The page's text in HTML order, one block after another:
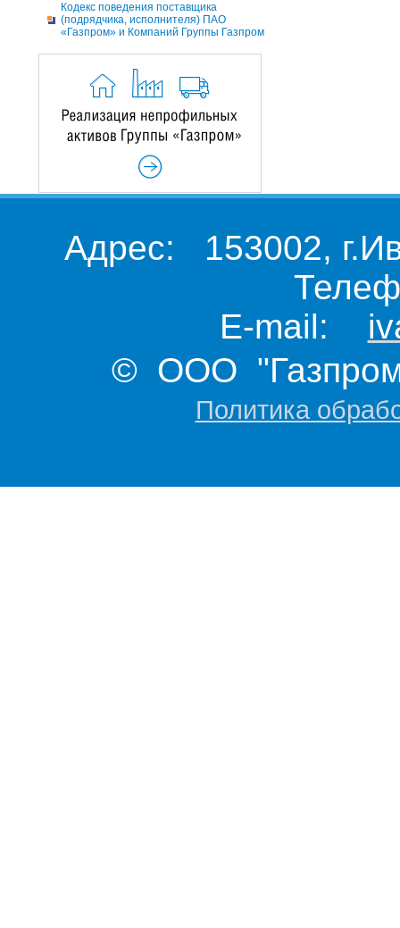
Кодекс поведения поставщика
(подрядчика, исполнителя) ПАО
«Газпром» и Компаний Группы Газпром
Адрес: 153002,
E-mail:
© ООО "Газпром
Политика